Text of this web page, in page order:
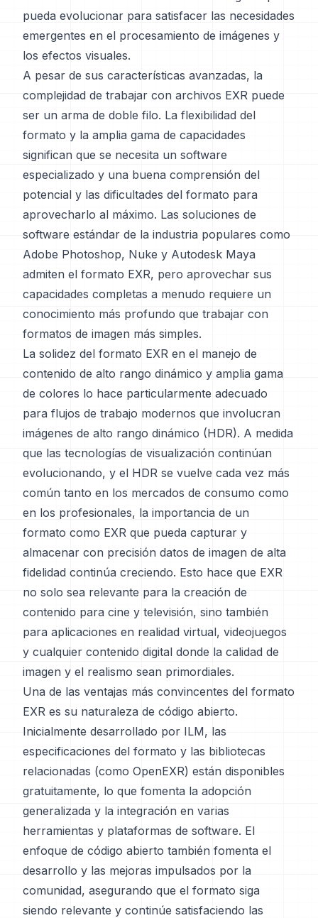
pueda evolucionar para satisfacer las necesidades
emergentes en el procesamiento de imágenes y
los efectos visuales.
A pesar de sus características avanzadas, la
complejidad de trabajar con archivos EXR puede
ser un arma de doble filo. La flexibilidad del
formato y la amplia gama de capacidades
significan que se necesita un software
especializado y una buena comprensión del
potencial y las dificultades del formato para
aprovecharlo al máximo. Las soluciones de
software estándar de la industria populares como
Adobe Photoshop, Nuke y Autodesk Maya
admiten el formato EXR, pero aprovechar sus
capacidades completas a menudo requiere un
conocimiento más profundo que trabajar con
formatos de imagen más simples.
La solidez del formato EXR en el manejo de
contenido de alto rango dinámico y amplia gama
de colores lo hace particularmente adecuado
para flujos de trabajo modernos que involucran
imágenes de alto rango dinámico (HDR). A medida
que las tecnologías de visualización continúan
evolucionando, y el HDR se vuelve cada vez más
común tanto en los mercados de consumo como
en los profesionales, la importancia de un
formato como EXR que pueda capturar y
almacenar con precisión datos de imagen de alta
fidelidad continúa creciendo. Esto hace que EXR
no solo sea relevante para la creación de
contenido para cine y televisión, sino también
para aplicaciones en realidad virtual, videojuegos
y cualquier contenido digital donde la calidad de
imagen y el realismo sean primordiales.
Una de las ventajas más convincentes del formato
EXR es su naturaleza de código abierto.
Inicialmente desarrollado por ILM, las
especificaciones del formato y las bibliotecas
relacionadas (como OpenEXR) están disponibles
gratuitamente, lo que fomenta la adopción
generalizada y la integración en varias
herramientas y plataformas de software. El
enfoque de código abierto también fomenta el
desarrollo y las mejoras impulsados por la
comunidad, asegurando que el formato siga
siendo relevante y continúe satisfaciendo las